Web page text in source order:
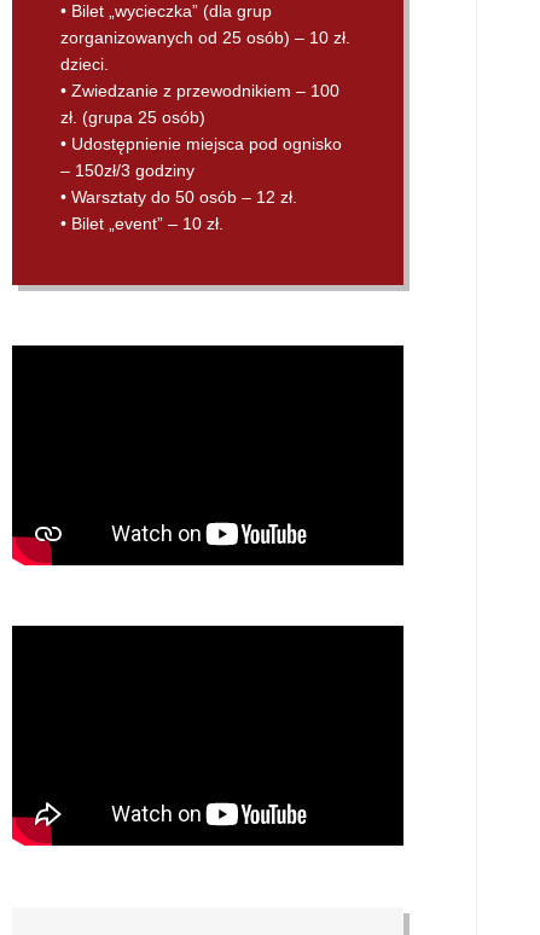
• Bilet „wycieczka” (dla grup
zorganizowanych od 25 osób) – 10 zł.
dzieci.
• Zwiedzanie z przewodnikiem – 100
zł. (grupa 25 osób)
• Udostępnienie miejsca pod ognisko
– 150zł/3 godziny
• Warsztaty do 50 osób – 12 zł.
• Bilet „event” – 10 zł.